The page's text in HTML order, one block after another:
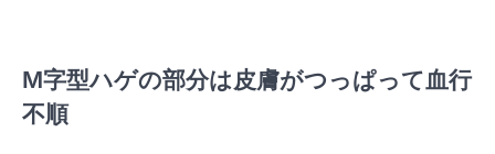
M字型ハゲの部分は皮膚がつっぱって血行
不順